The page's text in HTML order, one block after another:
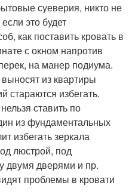
суеверия, никто не
это будет
как поставить кровать в
с окном напротив
на манер подиума.
из квартиры
стараются избегать.
ставить по
из фундаментальных
избегать зеркала
люстрой, под
двумя дверями и пр.
проблемы в кровати